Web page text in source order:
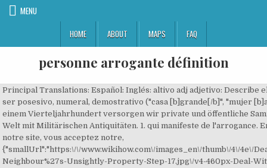
MENU
HOME
ABOUT MAPS FAQ
personne arrogante définition
Principal Translations: Español: Inglés: altivo adj adjetivo: Describe
ser posesivo, numeral, demostrativo ("casa [b]grande[/b]", "mujer
einem Vierteljahrhundert versorgen wir private und öffentliche
Welt mit Militärischen Antiquitäten. 1. qui manifeste de l'arrogance.
notre site, vous acceptez notre,
{"smallUrl":"https:\/\/www.wikihow.com\/images_en\/thumb\/4\/4e\/
Neighbour%27s-Unsightly-Property-Step-17.jpg\/v4-460px-Deal-